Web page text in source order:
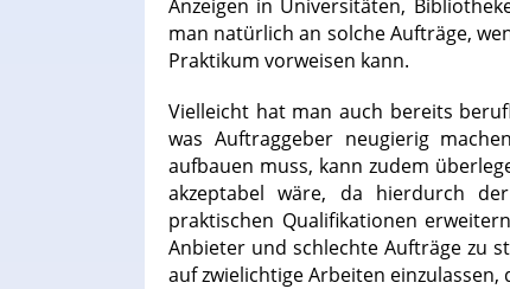
Anzeigen in Universitäten,
man natürlich an solche Aufträge,
Praktikum vorweisen kann.
Vielleicht hat man auch bereits
was Auftraggeber neugierig
aufbauen muss, kann zudem
akzeptabel wäre, da hierdurch
praktischen Qualifikationen
Anbieter und schlechte Aufträge zu
auf zwielichtige Arbeiten